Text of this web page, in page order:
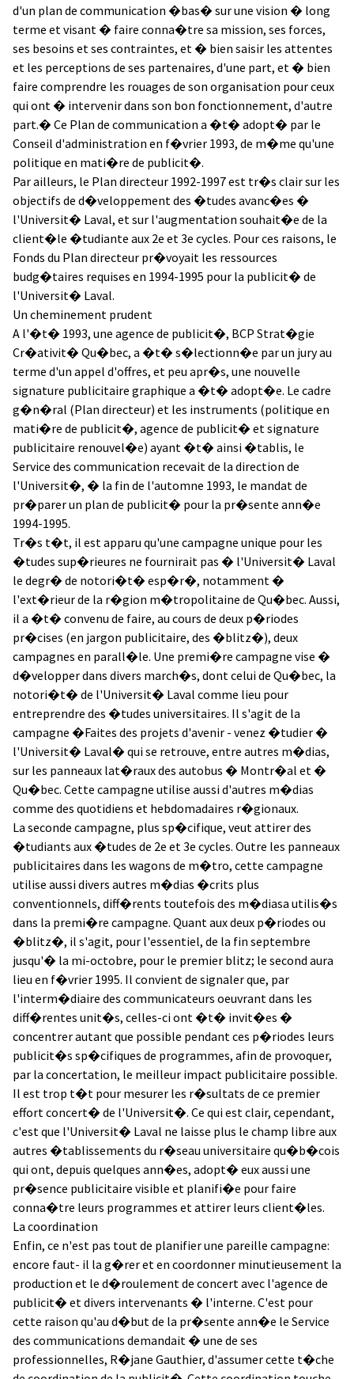
d'un plan de communication �bas� sur une vision � long
terme et visant � faire conna�tre sa mission, ses forces,
ses besoins et ses contraintes, et � bien saisir les attentes
et les perceptions de ses partenaires, d'une part, et � bien
faire comprendre les rouages de son organisation pour ceux
qui ont � intervenir dans son bon fonctionnement, d'autre
part.� Ce Plan de communication a �t� adopt� par le
Conseil d'administration en f�vrier 1993, de m�me qu'une
politique en mati�re de publicit�.
Par ailleurs, le Plan directeur 1992-1997 est tr�s clair sur les
objectifs de d�veloppement des �tudes avanc�es �
l'Universit� Laval, et sur l'augmentation souhait�e de la
client�le �tudiante aux 2e et 3e cycles. Pour ces raisons, le
Fonds du Plan directeur pr�voyait les ressources
budg�taires requises en 1994-1995 pour la publicit� de
l'Universit� Laval.
Un cheminement prudent
A l'�t� 1993, une agence de publicit�, BCP Strat�gie
Cr�ativit� Qu�bec, a �t� s�lectionn�e par un jury au
terme d'un appel d'offres, et peu apr�s, une nouvelle
signature publicitaire graphique a �t� adopt�e. Le cadre
g�n�ral (Plan directeur) et les instruments (politique en
mati�re de publicit�, agence de publicit� et signature
publicitaire renouvel�e) ayant �t� ainsi �tablis, le
Service des communication recevait de la direction de
l'Universit�, � la fin de l'automne 1993, le mandat de
pr�parer un plan de publicit� pour la pr�sente ann�e
1994-1995.
Tr�s t�t, il est apparu qu'une campagne unique pour les
�tudes sup�rieures ne fournirait pas � l'Universit� Laval
le degr� de notori�t� esp�r�, notamment �
l'ext�rieur de la r�gion m�tropolitaine de Qu�bec. Aussi,
il a �t� convenu de faire, au cours de deux p�riodes
pr�cises (en jargon publicitaire, des �blitz�), deux
campagnes en parall�le. Une premi�re campagne vise �
d�velopper dans divers march�s, dont celui de Qu�bec, la
notori�t� de l'Universit� Laval comme lieu pour
entreprendre des �tudes universitaires. Il s'agit de la
campagne �Faites des projets d'avenir - venez �tudier �
l'Universit� Laval� qui se retrouve, entre autres m�dias,
sur les panneaux lat�raux des autobus � Montr�al et �
Qu�bec. Cette campagne utilise aussi d'autres m�dias
comme des quotidiens et hebdomadaires r�gionaux.
La seconde campagne, plus sp�cifique, veut attirer des
�tudiants aux �tudes de 2e et 3e cycles. Outre les panneaux
publicitaires dans les wagons de m�tro, cette campagne
utilise aussi divers autres m�dias �crits plus
conventionnels, diff�rents toutefois des m�diasa utilis�s
dans la premi�re campagne. Quant aux deux p�riodes ou
�blitz�, il s'agit, pour l'essentiel, de la fin septembre
jusqu'� la mi-octobre, pour le premier blitz; le second aura
lieu en f�vrier 1995. Il convient de signaler que, par
l'interm�diaire des communicateurs oeuvrant dans les
diff�rentes unit�s, celles-ci ont �t� invit�es �
concentrer autant que possible pendant ces p�riodes leurs
publicit�s sp�cifiques de programmes, afin de provoquer,
par la concertation, le meilleur impact publicitaire possible.
Il est trop t�t pour mesurer les r�sultats de ce premier
effort concert� de l'Universit�. Ce qui est clair, cependant,
c'est que l'Universit� Laval ne laisse plus le champ libre aux
autres �tablissements du r�seau universitaire qu�b�cois
qui ont, depuis quelques ann�es, adopt� eux aussi une
pr�sence publicitaire visible et planifi�e pour faire
conna�tre leurs programmes et attirer leurs client�les.
La coordination
Enfin, ce n'est pas tout de planifier une pareille campagne:
encore faut- il la g�rer et en coordonner minutieusement la
production et le d�roulement de concert avec l'agence de
publicit� et divers intervenants � l'interne. C'est pour
cette raison qu'au d�but de la pr�sente ann�e le Service
des communications demandait � une de ses
professionnelles, R�jane Gauthier, d'assumer cette t�che